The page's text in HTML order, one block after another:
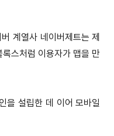
계열사 네이버제트는 제
록스처럼 이용자가 맵을 만
을 설립한 데 이어 모바일